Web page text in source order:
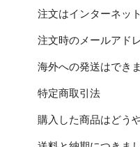
注文はインターネッ
注文時のメールアド
海外への発送はでき
特定商取引法
購入した商品はどう